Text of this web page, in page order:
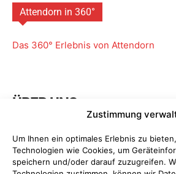
Zustimmung
Um Ihnen ein optimales Erlebnis zu
Technologien wie Cookies, um
speichern und/oder darauf zuzugreifen.
Attendorn in 360°
Das 360° Erlebnis von Attendorn
ÜBER UNS
+ MEDIA- Attendorn, Paderborn.
maßgeschneiderte
Unternehmens­kommunikation. So